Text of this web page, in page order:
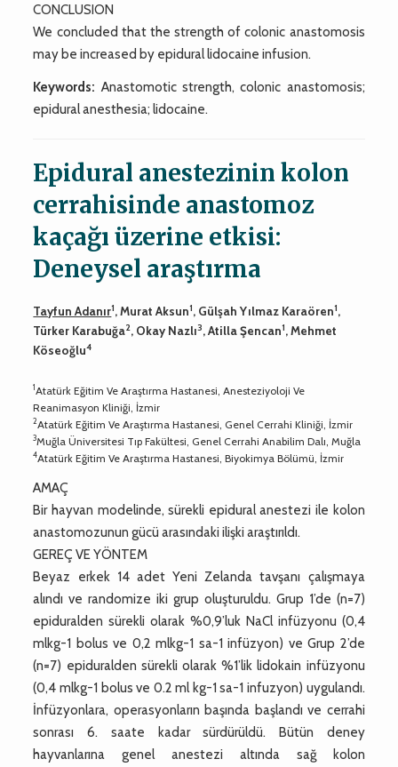
CONCLUSION
We concluded that the strength of colonic anastomosis
may be increased by epidural lidocaine infusion.
Keywords: Anastomotic strength, colonic anastomosis;
epidural anesthesia; lidocaine.
Epidural anestezinin kolon
cerrahisinde anastomoz
kaçağı üzerine etkisi:
Deneysel araştırma
Tayfun Adanır1, Murat Aksun1, Gülşah Yılmaz Karaören1,
Türker Karabuğa2, Okay Nazlı3, Atilla Şencan1, Mehmet
Köseoğlu4
1Atatürk Eğitim Ve Araştırma Hastanesi, Anesteziyoloji Ve
Reanimasyon Kliniği, İzmir
2Atatürk Eğitim Ve Araştırma Hastanesi, Genel Cerrahi Kliniği, İzmir
3Muğla Üniversitesi Tıp Fakültesi, Genel Cerrahi Anabilim Dalı, Muğla
4Atatürk Eğitim Ve Araştırma Hastanesi, Biyokimya Bölümü, İzmir
AMAÇ
Bir hayvan modelinde, sürekli epidural anestezi ile kolon
anastomozunun gücü arasındaki ilişki araştırıldı.
GEREÇ VE YÖNTEM
Beyaz erkek 14 adet Yeni Zelanda tavşanı çalışmaya
alındı ve randomize iki grup oluşturuldu. Grup 1’de (n=7)
epiduralden sürekli olarak %0,9’luk NaCl infüzyonu (0,4
mlkg-1 bolus ve 0,2 mlkg-1 sa-1 infüzyon) ve Grup 2’de
(n=7) epiduralden sürekli olarak %1’lik lidokain infüzyonu
(0,4 mlkg-1 bolus ve 0.2 ml kg-1 sa-1 infuzyon) uygulandı.
İnfüzyonlara, operasyonların başında başlandı ve cerrahi
sonrası 6. saate kadar sürdürüldü. Bütün deney
hayvanlarına genel anestezi altında sağ kolon